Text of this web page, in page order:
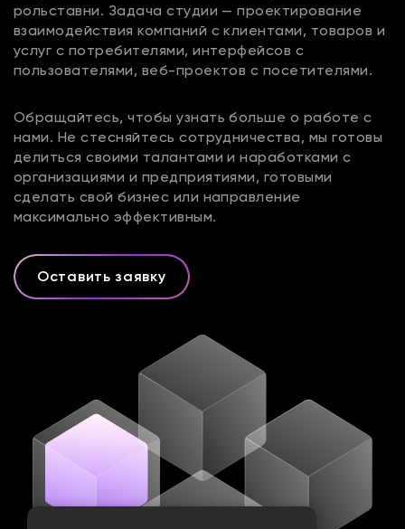
рольставни. Задача студии — проектирование
взаимодействия компаний с клиентами, товаров и
услуг с потребителями, интерфейсов с
пользователями, веб-проектов с посетителями.
Обращайтесь, чтобы узнать больше о работе с
нами. Не стесняйтесь сотрудничества, мы готовы
делиться своими талантами и наработками с
организациями и предприятиями, готовыми
сделать свой бизнес или направление
максимально эффективным.
Оставить заявку